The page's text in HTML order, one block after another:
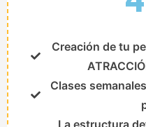
Creación de tu
Clases
La estructura